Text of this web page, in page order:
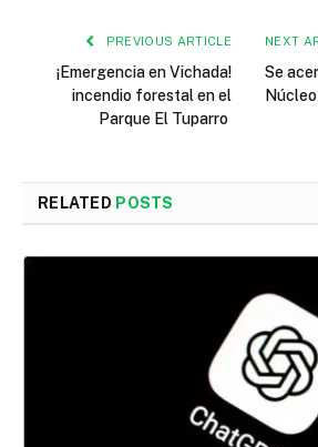
PREVIOUS ARTICLE
¡Emergencia en Vichada!
incendio forestal en el
Parque El Tuparro
NEXT
Se
RELATED POSTS